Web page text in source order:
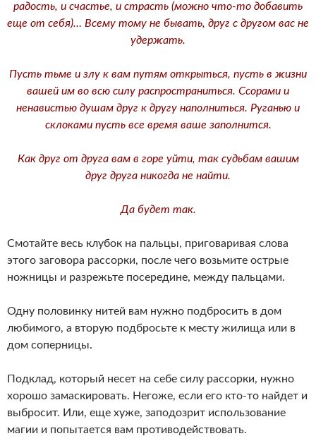
радость, и счастье, и страсть (можно что-то добавить
еще от себя)… Всему тому не бывать, друг с другом вас не
удержать.
Пусть тьме и злу к вам путям открыться, пусть в жизни
вашей им во всю силу распространиться. Ссорами и
ненавистью душам друг к другу наполниться. Руганью и
склоками пусть все время ваше заполнится.
Как друг от друга вам в горе уйти, так судьбам вашим
друг друга никогда не найти.
Да будет так.
Смотайте весь клубок на пальцы, приговаривая слова
этого заговора рассорки, после чего возьмите острые
ножницы и разрежьте посередине, между пальцами.
Одну половинку нитей вам нужно подбросить в дом
любимого, а вторую подбросьте к месту жилища или в
дом соперницы.
Подклад, который несет на себе силу рассорки, нужно
хорошо замаскировать. Негоже, если его кто-то найдет и
выбросит. Или, еще хуже, заподозрит использование
магии и попытается вам противодействовать.